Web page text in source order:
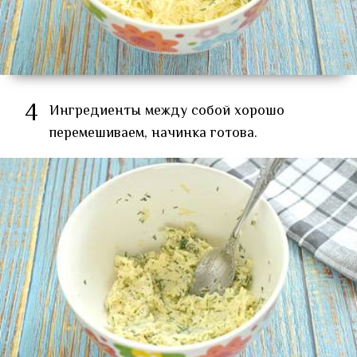
4 Ингредиенты между собой хорошо
перемешиваем, начинка готова.